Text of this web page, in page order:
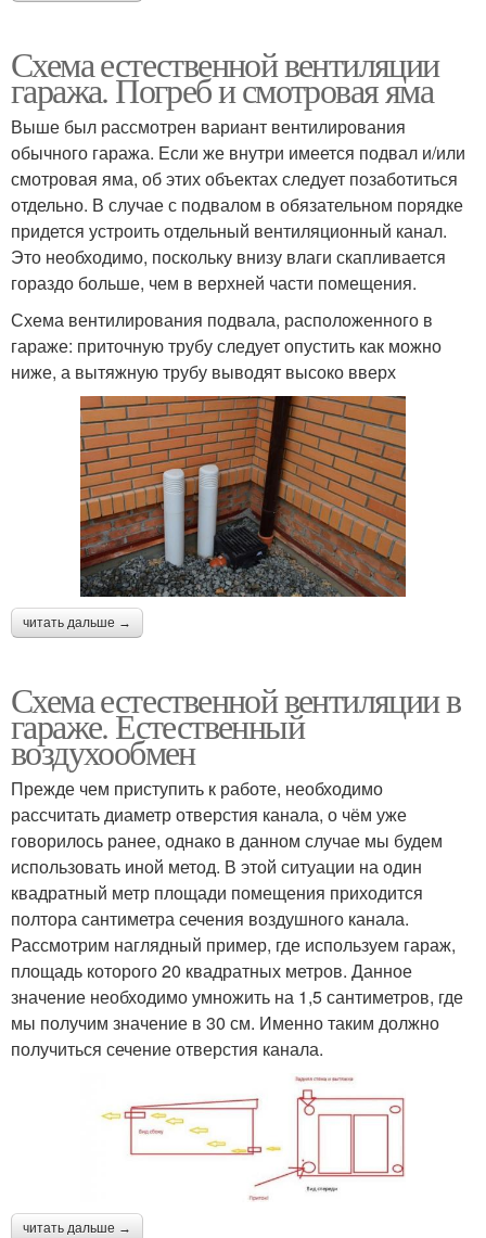
Схема естественной вентиляции
гаража. Погреб и смотровая яма
Выше был рассмотрен вариант вентилирования
обычного гаража. Если же внутри имеется подвал и/или
смотровая яма, об этих объектах следует позаботиться
отдельно. В случае с подвалом в обязательном порядке
придется устроить отдельный вентиляционный канал.
Это необходимо, поскольку внизу влаги скапливается
гораздо больше, чем в верхней части помещения.
Схема вентилирования подвала, расположенного в
гараже: приточную трубу следует опустить как можно
ниже, а вытяжную трубу выводят высоко вверх
читать дальше →
Схема естественной вентиляции в
гараже. Естественный
воздухообмен
Прежде чем приступить к работе, необходимо
рассчитать диаметр отверстия канала, о чём уже
говорилось ранее, однако в данном случае мы будем
использовать иной метод. В этой ситуации на один
квадратный метр площади помещения приходится
полтора сантиметра сечения воздушного канала.
Рассмотрим наглядный пример, где используем гараж,
площадь которого 20 квадратных метров. Данное
значение необходимо умножить на 1,5 сантиметров, где
мы получим значение в 30 см. Именно таким должно
получиться сечение отверстия канала.
читать дальше →